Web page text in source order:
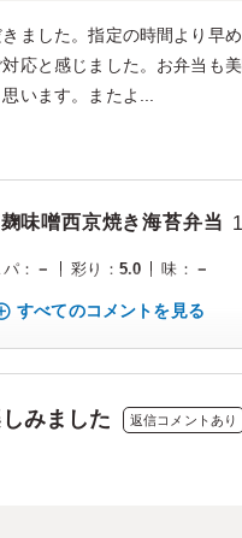
ました。指定の時間より早
応と感じました。お弁当も
います。またよ...
味噌西京焼き海苔弁当
パ： － 彩り ： 5.0 味 ： －
すべてのコメントを見る
みました 返信コメントあり